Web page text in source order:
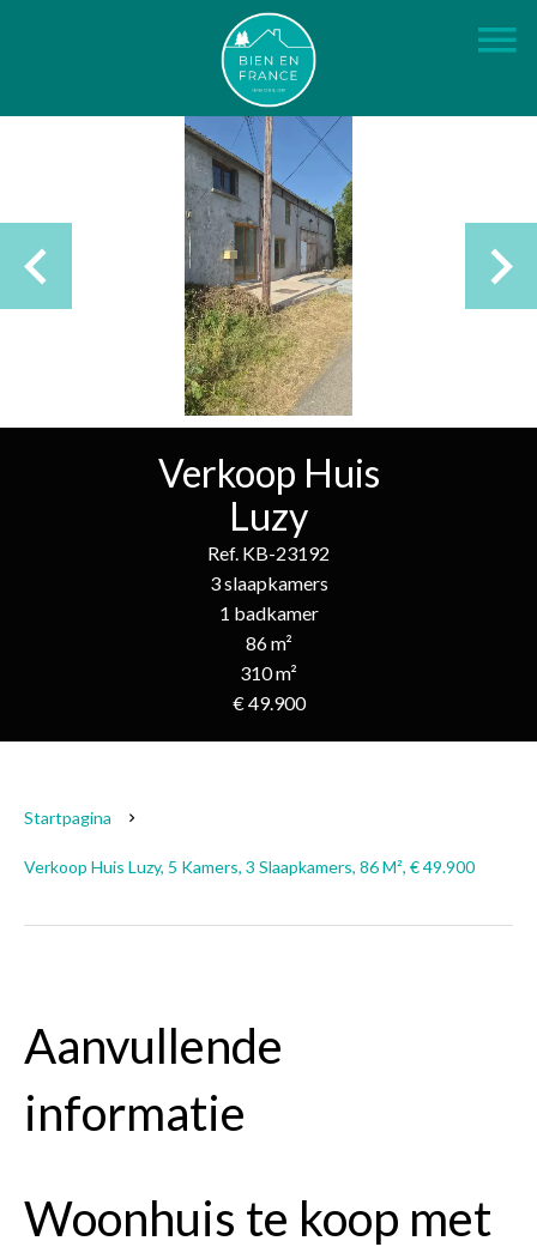
Verkoop Huis
Luzy
Ref. KB-23192
3 slaapkamers
1 badkamer
86 m²
310 m²
€ 49.900
Startpagina
Verkoop Huis Luzy, 5 Kamers, 3 Slaapkamers, 86 M², € 49.900
Aanvullende
informatie
Woonhuis te koop met